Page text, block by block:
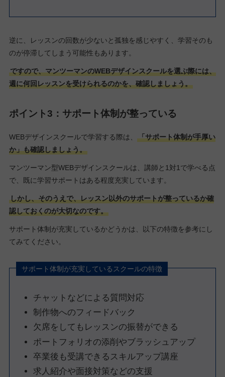
逆に、レッスンの回数が少ないと孤独を感じやすく、学習そのも
のが停滞してしまう可能性もあります。
ですので、マンツーマンのWEBデザインスクールを選ぶ際には、
週に何回レッスンを受けられるのかを、確認しましょう。
ポイント3：サポート体制が整っている
WEBデザインスクールで学習する際は、
「サポート体制が手厚い
か」も確認しましょう。
マンツーマン型WEBデザインスクールは、講師と1対1で学べる点
で、既に学習サポートはある程度充実しています。
しかし、そのうえで、レッスン以外のサポートが整っているか確
認しておくのが大切なのです。
サポート体制が充実しているかどうかは、以下の特徴を参考にし
てみてください。
サポート体制が充実しているスクールの特徴
チャットなどによる質問対応
制作物へのフィードバック
欠席をしてもレッスンの振替ができる
ポートフォリオの添削やブラッシュアップ
卒業後も受講できるスキルアップ講座
求人紹介や面接対策などの支援